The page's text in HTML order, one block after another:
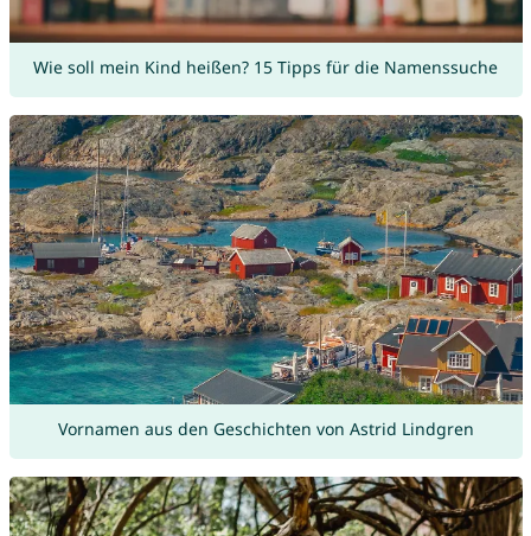
Wie soll mein Kind heißen? 15 Tipps für die Namenssuche
Vornamen aus den Geschichten von Astrid Lindgren